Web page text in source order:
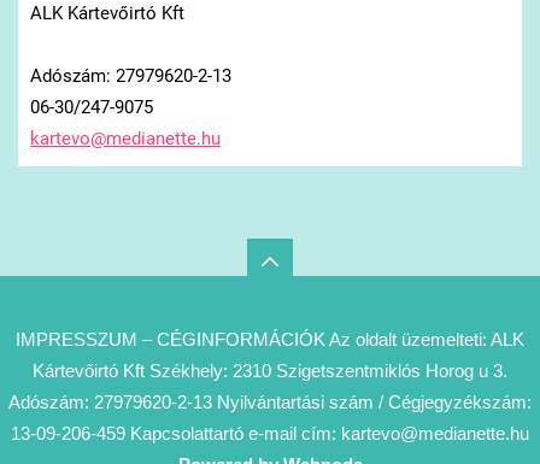
ALK Kártevőirtó Kft
Adószám: 27979620-2-13
06-30/247-9075
kartevo@medianette.hu
IMPRESSZUM – CÉGINFORMÁCIÓK Az oldalt üzemelteti: ALK
Kártevőirtó Kft Székhely: 2310 Szigetszentmiklós Horog u 3.
Adószám: 27979620-2-13 Nyilvántartási szám / Cégjegyzékszám:
13-09-206-459 Kapcsolattartó e-mail cím: kartevo@medianette.hu